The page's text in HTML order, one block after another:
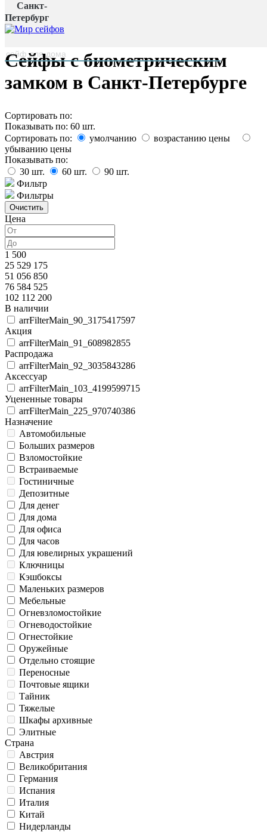
Санкт-
Петербург
Главная страница
Каталог
наверх
Сейфы с биометрическим
замком в Санкт-Петербурге
Сортировать по:
Показывать по: 60 шт.
Сортировать по:
умолчанию
возрастанию цены
убыванию цены
Показывать по:
30 шт. 60 шт. 90 шт.
Фильтр
Фильтры
Цена
1 500
25 529 175
51 056 850
76 584 525
102 112 200
В наличии
arrFilterMain_90_3175417597
Акция
arrFilterMain_91_608982855
Распродажа
arrFilterMain_92_3035843286
Аксессуар
arrFilterMain_103_4199599715
Уцененные товары
arrFilterMain_225_970740386
Назначение
Автомобильные
Больших размеров
Взломостойкие
Встраиваемые
Гостиничные
Депозитные
Для денег
Для дома
Для офиса
Для часов
Для ювелирных украшений
Ключницы
Кэшбоксы
Маленьких размеров
Мебельные
Огневзломостойкие
Огневодостойкие
Огнестойкие
Оружейные
Отдельно стоящие
Переносные
Почтовые ящики
Тайник
Тяжелые
Шкафы архивные
Элитные
Страна
Австрия
Великобритания
Германия
Испания
Италия
Китай
Нидерланды